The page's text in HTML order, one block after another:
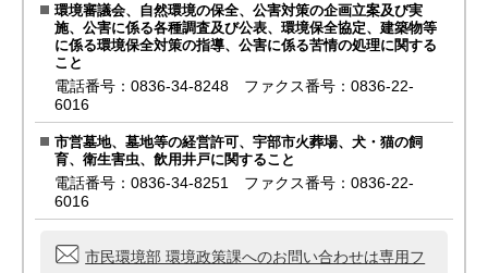
環境審議会、自然環境の保全、公害対策の企画立案及び実
施、公害に係る各種調査及び公表、環境保全協定、建築物等
に係る環境保全対策の指導、公害に係る苦情の処理に関する
こと
電話番号：0836-34-8248 ファクス番号：0836-22-
6016
市営墓地、墓地等の経営許可、宇部市火葬場、犬・猫の飼
育、衛生害虫、飲用井戸に関すること
電話番号：0836-34-8251 ファクス番号：0836-22-
6016
市民環境部 環境政策課へのお問い合わせは専用フ